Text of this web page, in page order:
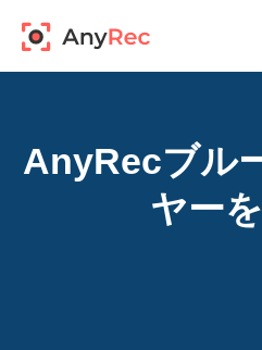
AnyRecブル
ヤー